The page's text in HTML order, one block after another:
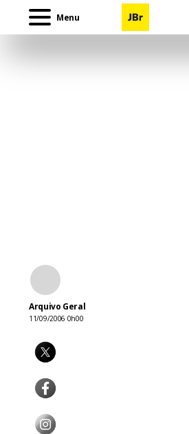
Menu
Arquivo Geral
11/09/2006 0h00